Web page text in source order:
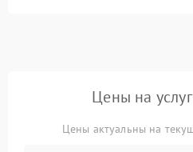
Цены на
Цены актуальны на